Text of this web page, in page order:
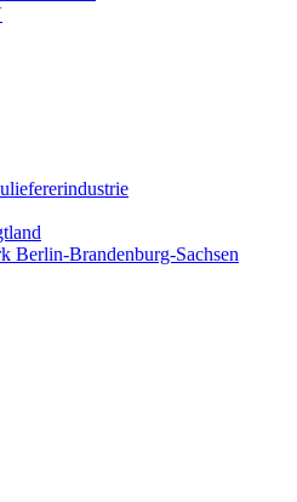
Berlin-Brandenburg-Sachsen